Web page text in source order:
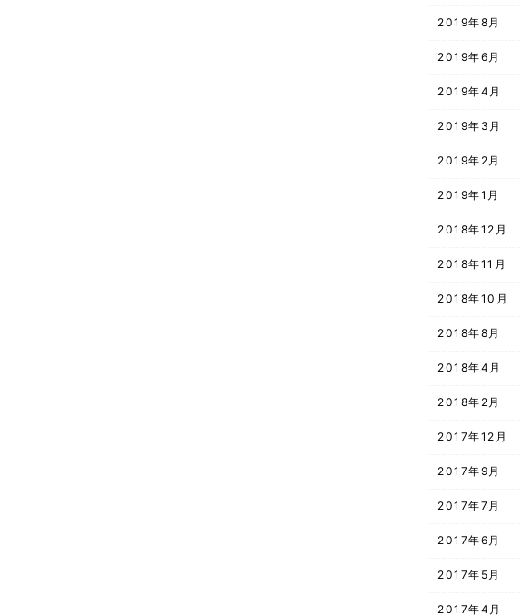
2019年8月
2019年6月
2019年4月
2019年3月
2019年2月
2019年1月
2018年12月
2018年11月
2018年10月
2018年8月
2018年4月
2018年2月
2017年12月
2017年9月
2017年7月
2017年6月
2017年5月
2017年4月